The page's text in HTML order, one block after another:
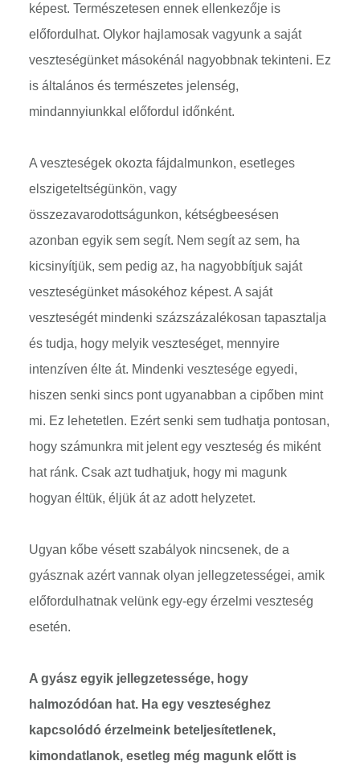
képest. Természetesen ennek ellenkezője is
előfordulhat. Olykor hajlamosak vagyunk a saját
veszteségünket másokénál nagyobbnak tekinteni. Ez
is általános és természetes jelenség,
mindannyiunkkal előfordul időnként.
A veszteségek okozta fájdalmunkon, esetleges
elszigeteltségünkön, vagy
összezavarodottságunkon, kétségbeesésen
azonban egyik sem segít. Nem segít az sem, ha
kicsinyítjük, sem pedig az, ha nagyobbítjuk saját
veszteségünket másokéhoz képest. A saját
veszteségét mindenki százszázalékosan tapasztalja
és tudja, hogy melyik veszteséget, mennyire
intenzíven élte át. Mindenki vesztesége egyedi,
hiszen senki sincs pont ugyanabban a cipőben mint
mi. Ez lehetetlen. Ezért senki sem tudhatja pontosan,
hogy számunkra mit jelent egy veszteség és miként
hat ránk. Csak azt tudhatjuk, hogy mi magunk
hogyan éltük, éljük át az adott helyzetet.
Ugyan kőbe vésett szabályok nincsenek, de a
gyásznak azért vannak olyan jellegzetességei, amik
előfordulhatnak velünk egy-egy érzelmi veszteség
esetén.
A gyász egyik jellegzetessége, hogy
halmozódóan hat. Ha egy veszteséghez
kapcsolódó érzelmeink beteljesítetlenek,
kimondatlanok, esetleg még magunk előtt is